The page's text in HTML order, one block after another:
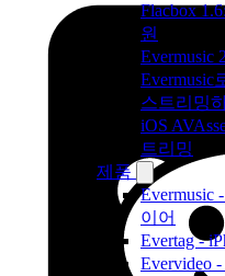
Flacbox
원
Evermusic
Evermusic
스트리밍
iOS
트리밍
제품
Evermusic
이어
Evertag -
Evervideo